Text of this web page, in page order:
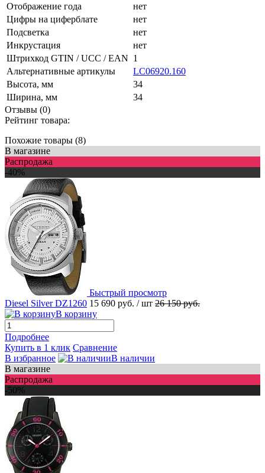
Отображение года
нет
Цифры на циферблате
нет
Подсветка
нет
Инкрустация
нет
Штрихкод GTIN / UCC / EAN 1
Альтернативные артикулы
LC06920.160
Высота, мм
34
Ширина, мм
34
Отзывы (0)
Рейтинг товара:
Похожие товары (8)
В магазине
Распродажа
-40%
Быстрый просмотр
Diesel Silver DZ1260 15 690 руб. / шт 26 150 руб.
В корзину
Подробнее
Купить в 1 клик Сравнение
В избранное
В наличии
В магазине
Распродажа
-50%